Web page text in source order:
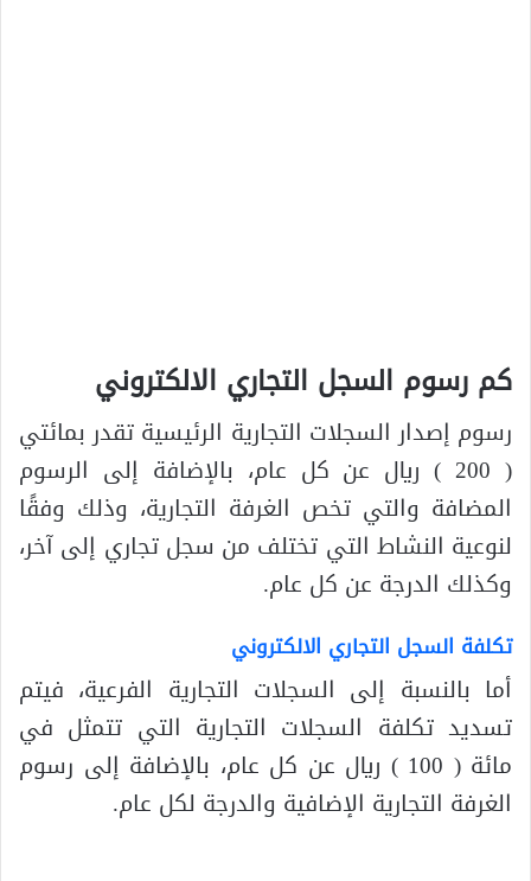
كم رسوم السجل التجاري الالكتروني
رسوم إصدار السجلات التجارية الرئيسية تقدر بمائتي
( 200 ) ريال عن كل عام، بالإضافة إلى الرسوم
المضافة والتي تخص الغرفة التجارية، وذلك وفقًا
لنوعية النشاط التي تختلف من سجل تجاري إلى آخر،
وكذلك الدرجة عن كل عام.
تكلفة السجل التجاري الالكتروني
أما بالنسبة إلى السجلات التجارية الفرعية، فيتم
تسديد تكلفة السجلات التجارية التي تتمثل في
مائة ( 100 ) ريال عن كل عام، بالإضافة إلى رسوم
الغرفة التجارية الإضافية والدرجة لكل عام.